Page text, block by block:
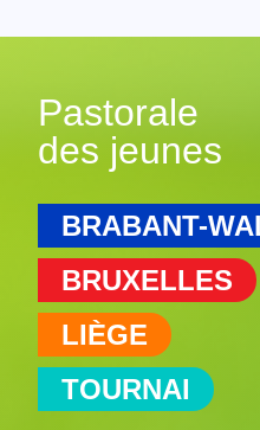
Pastorale
des jeunes
BRABANT-
BRUXELLES
LIÈGE
TOURNAI